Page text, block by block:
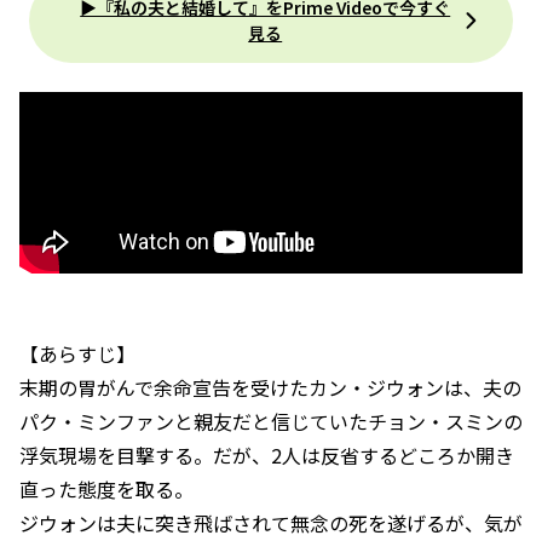
▶︎『私の夫と結婚して』をPrime Videoで今すぐ
見る
【あらすじ】
末期の胃がんで余命宣告を受けたカン・ジウォンは、夫の
パク・ミンファンと親友だと信じていたチョン・スミンの
浮気現場を目撃する。だが、2人は反省するどころか開き
直った態度を取る。
ジウォンは夫に突き飛ばされて無念の死を遂げるが、気が